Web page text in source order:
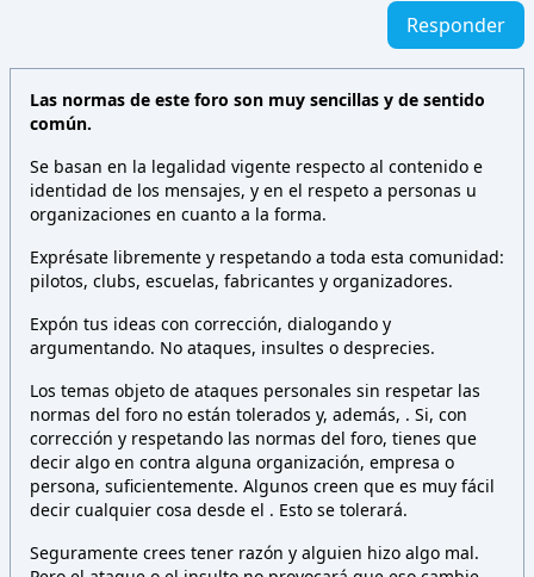
Responder
Las normas de este foro son muy sencillas y de sentido
común.
Se basan en la legalidad vigente respecto al contenido e
identidad de los mensajes, y en el respeto a personas u
organizaciones en cuanto a la forma.
Exprésate libremente y respetando a toda esta comunidad:
pilotos, clubs, escuelas, fabricantes y organizadores.
Expón tus ideas con corrección, dialogando y
argumentando. No ataques, insultes o desprecies.
Los temas objeto de ataques personales sin respetar las
normas del foro no están tolerados y, además, . Si, con
corrección y respetando las normas del foro, tienes que
decir algo en contra alguna organización, empresa o
persona, suficientemente. Algunos creen que es muy fácil
decir cualquier cosa desde el . Esto se tolerará.
Seguramente crees tener razón y alguien hizo algo mal.